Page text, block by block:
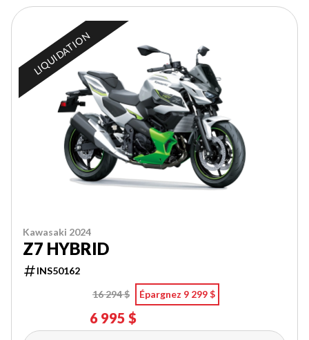
LIQUIDATION
Kawasaki 2024
Z7 HYBRID
INS50162
16 294 $
Épargnez 9 299 $
6 995 $